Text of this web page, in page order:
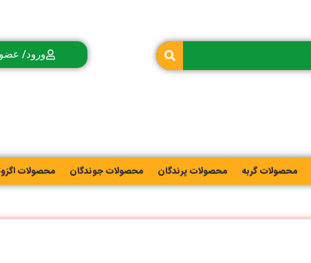
ورود/
محصولات گربه محصولات پرندگان محصولات جوندگان محصولات